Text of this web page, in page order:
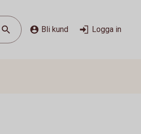
Bli kund Logga in